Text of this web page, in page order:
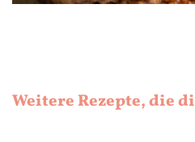
Weitere Rezepte, die